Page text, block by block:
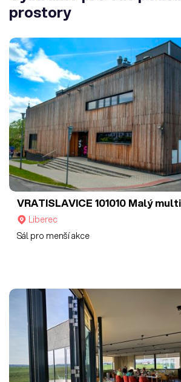
prostory
VRATISLAVICE 101010 Malý
Liberec
Sál pro menší akce